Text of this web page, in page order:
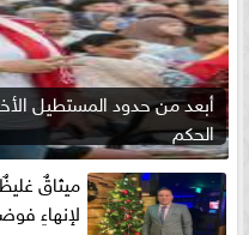
أبعد من حدود المستطيل
الحكم
ميثاقٌ
لإنهاءِ